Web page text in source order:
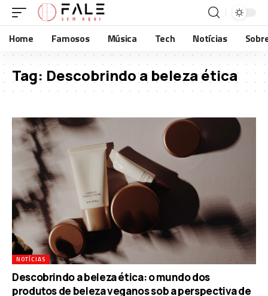
Home Famosos Música Tech Notícias
Tag: Descobrindo a beleza ética
NOTÍCIAS
Descobrindo a beleza ética: o mundo dos
produtos de beleza veganos sob a perspectiva de